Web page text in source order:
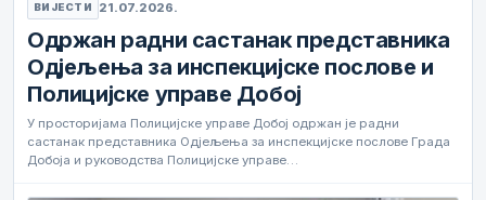
ВИЈЕСТИ 21.07.2026.
Одржан радни састанак представника
Одјељења за инспекцијске послове и
Полицијске управе Добој
У просторијама Полицијске управе Добој одржан је радни
састанак представника Одјељења за инспекцијске послове Града
Добоја и руководства Полицијске управе…